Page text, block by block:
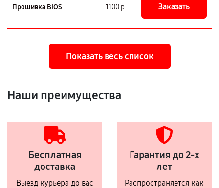
Прошивка BIOS 1100 р Заказать
Показать весь список
Наши преимущества
Бесплатная
доставка
Выезд курьера до вас
Гарантия до 2-х
лет
Распространяется как